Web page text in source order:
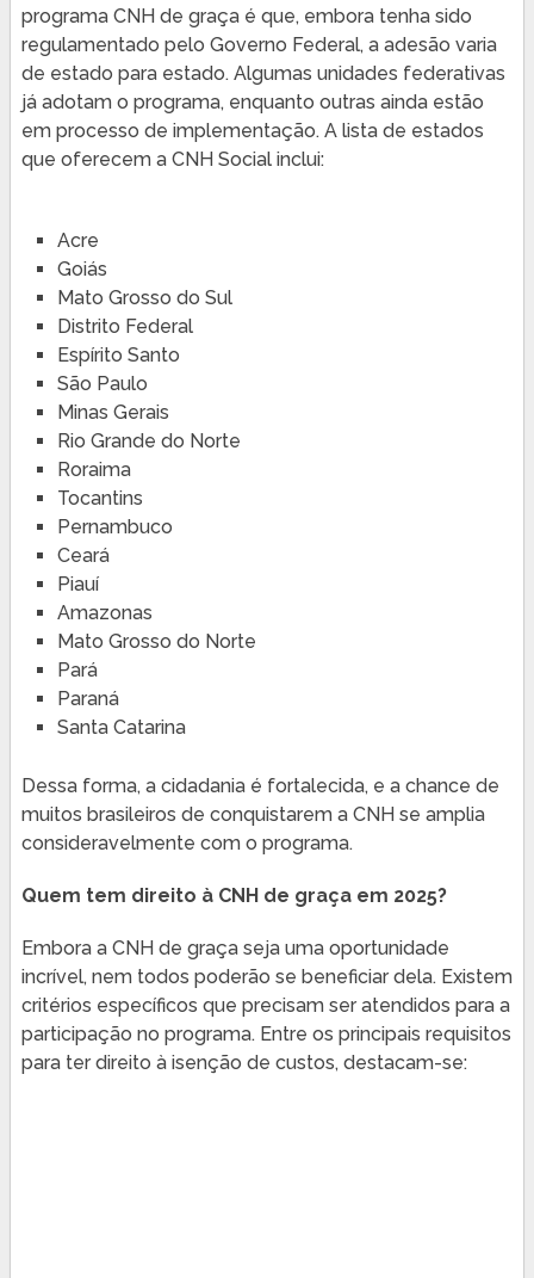
programa CNH de graça é que, embora tenha sido
regulamentado pelo Governo Federal, a adesão varia
de estado para estado. Algumas unidades federativas
já adotam o programa, enquanto outras ainda estão
em processo de implementação. A lista de estados
que oferecem a CNH Social inclui:
Acre
Goiás
Mato Grosso do Sul
Distrito Federal
Espírito Santo
São Paulo
Minas Gerais
Rio Grande do Norte
Roraima
Tocantins
Pernambuco
Ceará
Piauí
Amazonas
Mato Grosso do Norte
Pará
Paraná
Santa Catarina
Dessa forma, a cidadania é fortalecida, e a chance de
muitos brasileiros de conquistarem a CNH se amplia
consideravelmente com o programa.
Quem tem direito à CNH de graça em 2025?
Embora a CNH de graça seja uma oportunidade
incrível, nem todos poderão se beneficiar dela. Existem
critérios específicos que precisam ser atendidos para a
participação no programa. Entre os principais requisitos
para ter direito à isenção de custos, destacam-se: